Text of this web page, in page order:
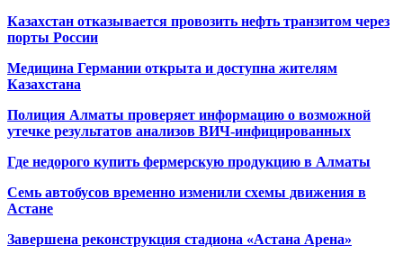
Казахстан отказывается провозить нефть транзитом через
порты России
Медицина Германии открыта и доступна жителям
Казахстана
Полиция Алматы проверяет информацию о возможной
утечке результатов анализов ВИЧ-инфицированных
Где недорого купить фермерскую продукцию в Алматы
Семь автобусов временно изменили схемы движения в
Астане
Завершена реконструкция стадиона «Астана Арена»